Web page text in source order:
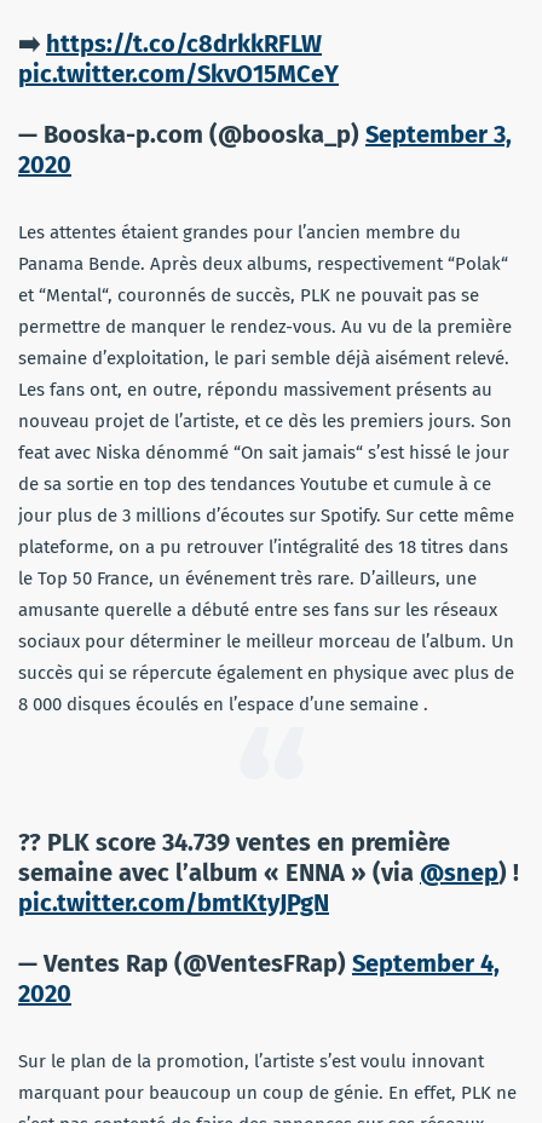
➡️ https://t.co/c8drkkRFLW
pic.twitter.com/SkvO15MCeY
— Booska-p.com (@booska_p) September 3,
2020
Les attentes étaient grandes pour l’ancien membre du
Panama Bende. Après deux albums, respectivement “Polak“
et “Mental“, couronnés de succès, PLK ne pouvait pas se
permettre de manquer le rendez-vous. Au vu de la première
semaine d’exploitation, le pari semble déjà aisément relevé.
Les fans ont, en outre, répondu massivement présents au
nouveau projet de l’artiste, et ce dès les premiers jours. Son
feat avec Niska dénommé “On sait jamais“ s’est hissé le jour
de sa sortie en top des tendances Youtube et cumule à ce
jour plus de 3 millions d’écoutes sur Spotify. Sur cette même
plateforme, on a pu retrouver l’intégralité des 18 titres dans
le Top 50 France, un événement très rare. D’ailleurs, une
amusante querelle a débuté entre ses fans sur les réseaux
sociaux pour déterminer le meilleur morceau de l’album. Un
succès qui se répercute également en physique avec plus de
8 000 disques écoulés en l’espace d’une semaine .
?? PLK score 34.739 ventes en première
semaine avec l’album « ENNA » (via @snep) !
pic.twitter.com/bmtKtyJPgN
— Ventes Rap (@VentesFRap) September 4,
2020
Sur le plan de la promotion, l’artiste s’est voulu innovant
marquant pour beaucoup un coup de génie. En effet, PLK ne